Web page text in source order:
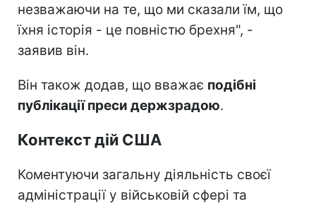
незважаючи на те, що ми сказали їм, що
їхня історія - це повністю брехня", -
заявив він.
Він також додав, що вважає подібні
публікації преси держзрадою.
Контекст дій США
Коментуючи загальну діяльність своєї
адміністрації у військовій сфері та